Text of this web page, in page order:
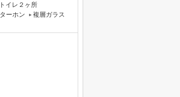
トイレ２ヶ所
ーホン
複層ガラス